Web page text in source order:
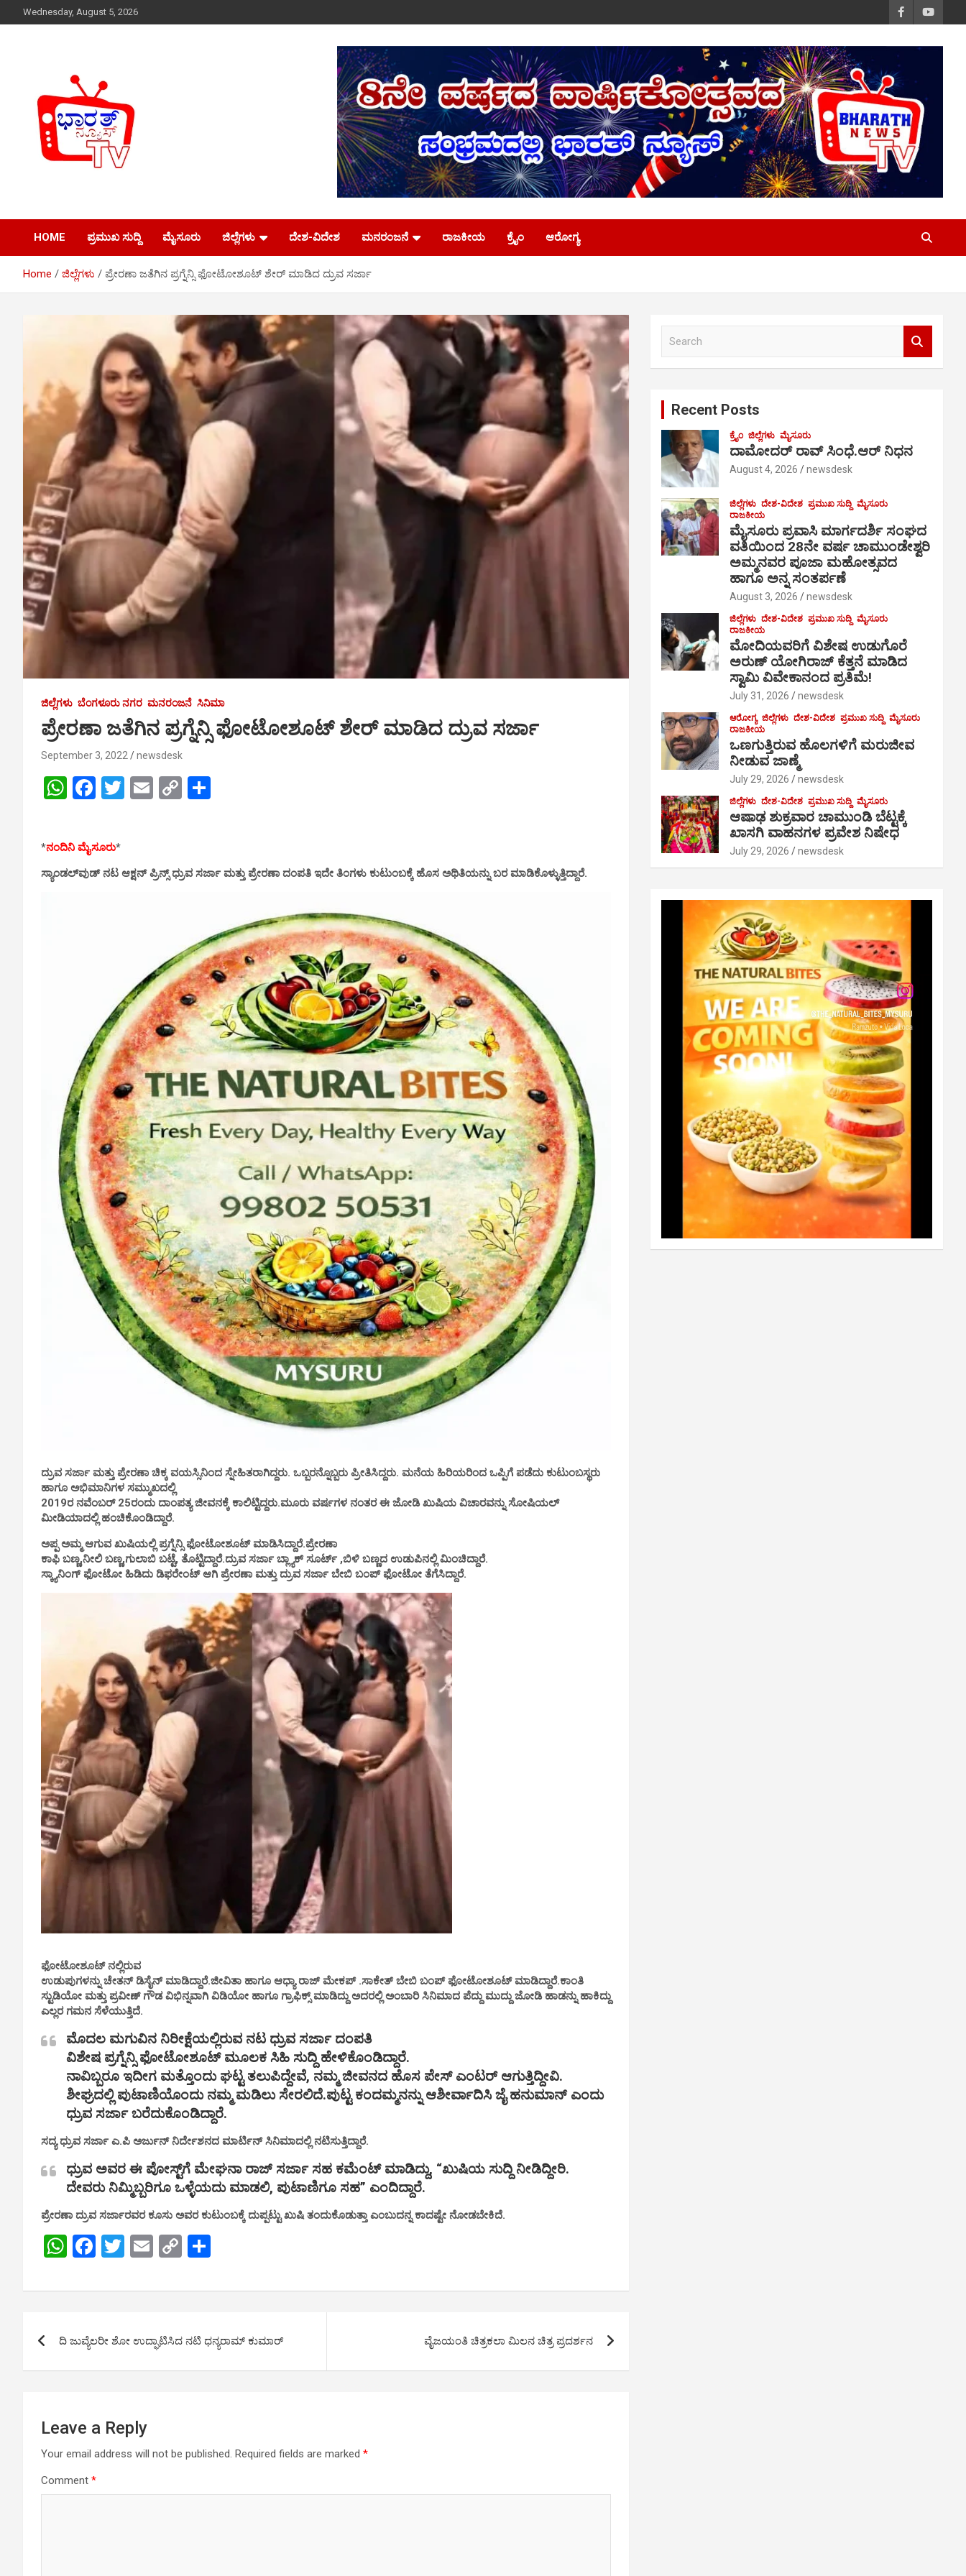
to
Wednesday, August 5, 2026
HOME ಪ್ರಮುಖ ಸುದ್ದಿ ಮೈಸೂರು ಜಿಲ್ಲೆಗಳು ದೇಶ-ವಿದೇಶ ಮನರಂಜನೆ ರಾಜಕೀಯ ಕ್ರೈಂ ಆರೋಗ್ಯ
Home ಜಿಲ್ಲೆಗಳು ಪ್ರೇರಣಾ ಜತೆಗಿನ ಪ್ರಗ್ನೆನ್ಸಿ ಫೋಟೋಶೂಟ್‌ ಶೇರ್ ಮಾಡಿದ ದ್ರುವ ಸರ್ಜಾ
ಜಿಲ್ಲೆಗಳು ಬೆಂಗಳೂರು ನಗರ ಮನರಂಜನೆ ಸಿನಿಮಾ
ಪ್ರೇರಣಾ ಜತೆಗಿನ ಪ್ರಗ್ನೆನ್ಸಿ ಫೋಟೋಶೂಟ್‌ ಶೇರ್ ಮಾಡಿದ ದ್ರುವ ಸರ್ಜಾ
September 3, 2022 newsdesk
W
s
A
F
b
o
T
E
C
n
*ನಂದಿನಿ ಮೈಸೂರು*
ಸ್ಯಾಂಡಲ್‌ವುಡ್‌ ನಟ ಆಕ್ಷನ್ ಪ್ರಿನ್ಸ್ ಧ್ರುವ ಸರ್ಜಾ ಮತ್ತು ಪ್ರೇರಣಾ ದಂಪತಿ ಇದೇ ತಿಂಗಳು ಕುಟುಂಬಕ್ಕೆ ಹೊಸ ಅಥಿತಿಯನ್ನು ಬರ ಮಾಡಿಕೊಳ್ಳುತ್ತಿದ್ದಾರೆ.
ದ್ರುವ ಸರ್ಜಾ ಮತ್ತು ಪ್ರೇರಣಾ ಚಿಕ್ಕ ವಯಸ್ಸಿನಿಂದ ಸ್ನೇಹಿತರಾಗಿದ್ದರು. ಒಬ್ಬರನ್ನೊಬ್ಬರು ಪ್ರೀತಿಸಿದ್ದರು. ಮನೆಯ ಹಿರಿಯರಿಂದ ಒಪ್ಪಿಗೆ ಪಡೆದು ಕುಟುಂಬಸ್ಥರು
ಹಾಗೂ ಅಭಿಮಾನಿಗಳ ಸಮ್ಮುಖದಲ್ಲಿ
2019ರ ನವೆಂಬರ್‌ 25ರಂದು ದಾಂಪತ್ಯ ಜೀವನಕ್ಕೆ ಕಾಲಿಟ್ಟಿದ್ದರು.ಮೂರು ವರ್ಷಗಳ ನಂತರ ಈ ಜೋಡಿ ಖುಷಿಯ ವಿಚಾರವನ್ನು ಸೋಷಿಯಲ್‌
ಮೀಡಿಯಾದಲ್ಲಿ ಹಂಚಿಕೊಂಡಿದ್ದಾರೆ.
ಅಪ್ಪ ಅಮ್ಮ ಆಗುವ ಖುಷಿಯಲ್ಲಿ ಪ್ರಗ್ನೆನ್ಸಿ ಫೋಟೋಶೂಟ್‌ ಮಾಡಿಸಿದ್ದಾರೆ.ಪ್ರೇರಣಾ
ಕಾಫಿ ಬಣ್ಣ,ನೀಲಿ ಬಣ್ಣ,ಗುಲಾಬಿ ಬಟ್ಟೆ, ತೊಟ್ಟಿದ್ದಾರೆ.ದ್ರುವ ಸರ್ಜಾ ಬ್ಲ್ಯಾಕ್ ಸೂರ್ಟ್ ,ಬಿಳಿ ಬಣ್ಣದ ಉಡುಪಿನಲ್ಲಿ ಮಿಂಚಿದ್ದಾರೆ.
ಸ್ಕ್ಯಾನಿಂಗ್ ಫೋಟೋ ಹಿಡಿದು ಡಿಫರೇಂಟ್ ಆಗಿ ಪ್ರೇರಣಾ ಮತ್ತು ದ್ರುವ ಸರ್ಜಾ ಬೇಬಿ ಬಂಪ್ ಫೋಟೋ ತೆಗೆಸಿದ್ದಾರೆ.
ಫೋಟೋಶೂಟ್ ನಲ್ಲಿರುವ
ಉಡುಪುಗಳನ್ನು ಚೇತನ್ ಡಿಸೈನ್ ಮಾಡಿದ್ದಾರೆ.ಜೀವಿತಾ ಹಾಗೂ ಆಧ್ಯಾ ರಾಜ್ ಮೇಕಪ್ .ಸಾಕೇತ್ ಬೇಬಿ ಬಂಪ್ ಫೋಟೋಶೂಟ್ ಮಾಡಿದ್ದಾರೆ.ಕಾಂತಿ
ಸ್ಟುಡಿಯೋ ಮತ್ತು ಪ್ರವೀಣ್ ಗೌಡ ವಿಭಿನ್ನವಾಗಿ ವಿಡಿಯೋ ಹಾಗೂ ಗ್ರಾಫಿಕ್ಸ್ ಮಾಡಿದ್ದು ಅದರಲ್ಲಿ ಅಂಬಾರಿ ಸಿನಿಮಾದ ಪೆದ್ದು ಮುದ್ದು ಜೋಡಿ ಹಾಡನ್ನು ಹಾಕಿದ್ದು
ಎಲ್ಲರ ಗಮನ ಸೆಳೆಯುತ್ತಿದೆ.
ಮೊದಲ ಮಗುವಿನ ನಿರೀಕ್ಷೆಯಲ್ಲಿರುವ ನಟ ಧ್ರುವ ಸರ್ಜಾ ದಂಪತಿ
ವಿಶೇಷ ಪ್ರಗ್ನೆನ್ಸಿ ಫೋಟೋಶೂಟ್‌ ಮೂಲಕ ಸಿಹಿ ಸುದ್ದಿ ಹೇಳಿಕೊಂಡಿದ್ದಾರೆ.
ನಾವಿಬ್ಬರೂ ಇದೀಗ ಮತ್ತೊಂದು ಘಟ್ಟ ತಲುಪಿದ್ದೇವೆ, ನಮ್ಮ ಜೀವನದ ಹೊಸ ಪೇಸ್ ಎಂಟರ್ ಆಗುತ್ತಿದ್ದೀವಿ.
ಶೀಘ್ರದಲ್ಲಿ ಪುಟಾಣಿಯೊಂದು ನಮ್ಮ ಮಡಿಲು ಸೇರಲಿದೆ.ಪುಟ್ಟ ಕಂದಮ್ಮನನ್ನು ಆಶೀರ್ವಾದಿಸಿ ಜೈ ಹನುಮಾನ್ ಎಂದು
ಧ್ರುವ ಸರ್ಜಾ ಬರೆದುಕೊಂಡಿದ್ದಾರೆ.
ಸದ್ಯ ಧ್ರುವ ಸರ್ಜಾ ಎ.ಪಿ ಅರ್ಜುನ್‌ ನಿರ್ದೇಶನದ ಮಾರ್ಟಿನ್‌ ಸಿನಿಮಾದಲ್ಲಿ ನಟಿಸುತ್ತಿದ್ದಾರೆ.
ಧ್ರುವ ಅವರ ಈ ಪೋಸ್ಟ್‌ಗೆ ಮೇಘನಾ ರಾಜ್‌ ಸರ್ಜಾ ಸಹ ಕಮೆಂಟ್‌ ಮಾಡಿದ್ದು, “ಖುಷಿಯ ಸುದ್ದಿ ನೀಡಿದ್ದೀರಿ.
ದೇವರು ನಿಮ್ಮಿಬ್ಬರಿಗೂ ಒಳ್ಳೆಯದು ಮಾಡಲಿ, ಪುಟಾಣಿಗೂ ಸಹ” ಎಂದಿದ್ದಾರೆ.
ಪ್ರೇರಣಾ ದ್ರುವ ಸರ್ಜಾರವರ ಕೂಸು ಅವರ ಕುಟುಂಬಕ್ಕೆ ದುಪ್ಪಟ್ಟು ಖುಷಿ ತಂದುಕೊಡುತ್ತಾ ಎಂಬುದನ್ನ ಕಾದಷ್ಟೇ ನೋಡಬೇಕಿದೆ.
W
at
A
F
ce
o
T
tt
E
ail
C
py
n
ar
navigation
ದಿ ಜುವ್ಯೆಲರೀ ಶೋ ಉದ್ಘಾಟಿಸಿದ ನಟಿ‌ ಧನ್ಯರಾಮ್ ಕುಮಾರ್ ವೈಜಯಂತಿ ಚಿತ್ರಕಲಾ ಮಿಲನ ಚಿತ್ರ ಪ್ರದರ್ಶನ
Leave a Reply
Your email address will not be published. Required fields are marked *
Comment *
Recent Posts
ಕ್ರೈಂ ಜಿಲ್ಲೆಗಳು ಮೈಸೂರು
ದಾಮೋದರ್ ರಾವ್ ಸಿಂಧೆ.ಆರ್ ನಿಧನ
August 4, 2026 newsdesk
ಜಿಲ್ಲೆಗಳು ದೇಶ-ವಿದೇಶ ಪ್ರಮುಖ ಸುದ್ದಿ ಮೈಸೂರು
ರಾಜಕೀಯ
ಮೈಸೂರು ಪ್ರವಾಸಿ ಮಾರ್ಗದರ್ಶಿ ಸಂಘದ
ವತಿಯಿಂದ 28ನೇ ವರ್ಷ ಚಾಮುಂಡೇಶ್ವರಿ
ಅಮ್ಮನವರ ಪೂಜಾ ಮಹೋತ್ಸವದ
ಹಾಗೂ ಅನ್ನ ಸಂತರ್ಪಣೆ
August 3, 2026 newsdesk
ಜಿಲ್ಲೆಗಳು ದೇಶ-ವಿದೇಶ ಪ್ರಮುಖ ಸುದ್ದಿ ಮೈಸೂರು
ರಾಜಕೀಯ
ಮೋದಿಯವರಿಗೆ ವಿಶೇಷ ಉಡುಗೊರೆ
ಅರುಣ್ ಯೋಗಿರಾಜ್ ಕೆತ್ತನೆ ಮಾಡಿದ
ಸ್ವಾಮಿ ವಿವೇಕಾನಂದ ಪ್ರತಿಮೆ!
July 31, 2026 newsdesk
ಆರೋಗ್ಯ ಜಿಲ್ಲೆಗಳು ದೇಶ-ವಿದೇಶ ಪ್ರಮುಖ ಸುದ್ದಿ ಮೈಸೂರು
ರಾಜಕೀಯ
ಒಣಗುತ್ತಿರುವ ಹೊಲಗಳಿಗೆ ಮರುಜೀವ
ನೀಡುವ ಜಾಣ್ಮೆ
July 29, 2026 newsdesk
ಜಿಲ್ಲೆಗಳು ದೇಶ-ವಿದೇಶ ಪ್ರಮುಖ ಸುದ್ದಿ ಮೈಸೂರು
ಆಷಾಢ ಶುಕ್ರವಾರ ಚಾಮುಂಡಿ ಬೆಟ್ಟಕ್ಕೆ
ಖಾಸಗಿ ವಾಹನಗಳ ಪ್ರವೇಶ ನಿಷೇಧ
July 29, 2026 newsdesk